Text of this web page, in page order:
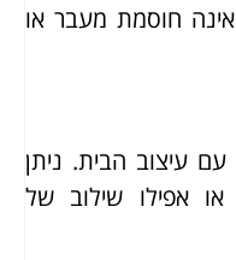
אינה חוסמת מעבר או
עיצוב הבית. ניתן
או אפילו שילוב של